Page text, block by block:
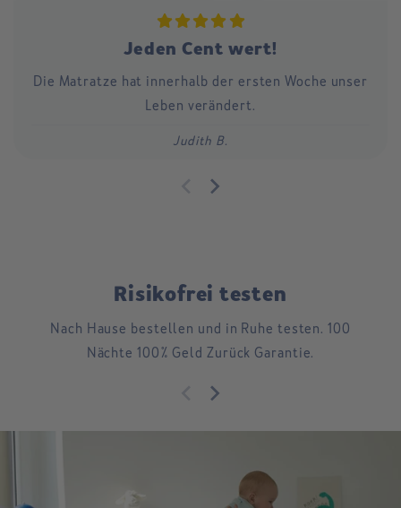
Jeden Cent wert!
Die Matratze hat innerhalb der ersten Woche unser
Leben verändert.
Judith B.
Risikofrei testen
Nach Hause bestellen und in Ruhe testen. 100
Nächte 100% Geld Zurück Garantie.